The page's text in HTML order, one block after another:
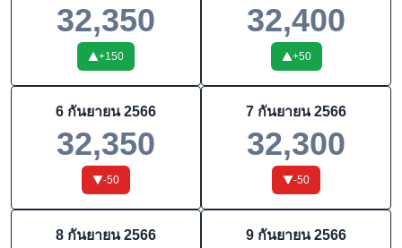
32,350
+150
32,400
+50
6 กันยายน 2566
32,350
-50
7 กันยายน 2566
32,300
-50
8 กันยายน 2566 9 กันยายน 2566